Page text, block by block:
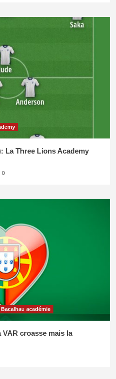
La Three Lions Academy
0
Bacalhau académie
VAR croasse mais la